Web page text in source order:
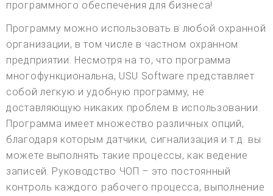
программного обеспечения для бизнеса!
Программу можно использовать в любой охранной
организации, в том числе в частном охранном
предприятии. Несмотря на то, что программа
многофункциональна, USU Software представляет
собой легкую и удобную программу, не
доставляющую никаких проблем в использовании.
Программа имеет множество различных опций,
благодаря которым датчики, сигнализация и т.д. вы
можете выполнять такие процессы, как ведение
записей. Руководство ЧОП – это постоянный
контроль каждого рабочего процесса, выполнение